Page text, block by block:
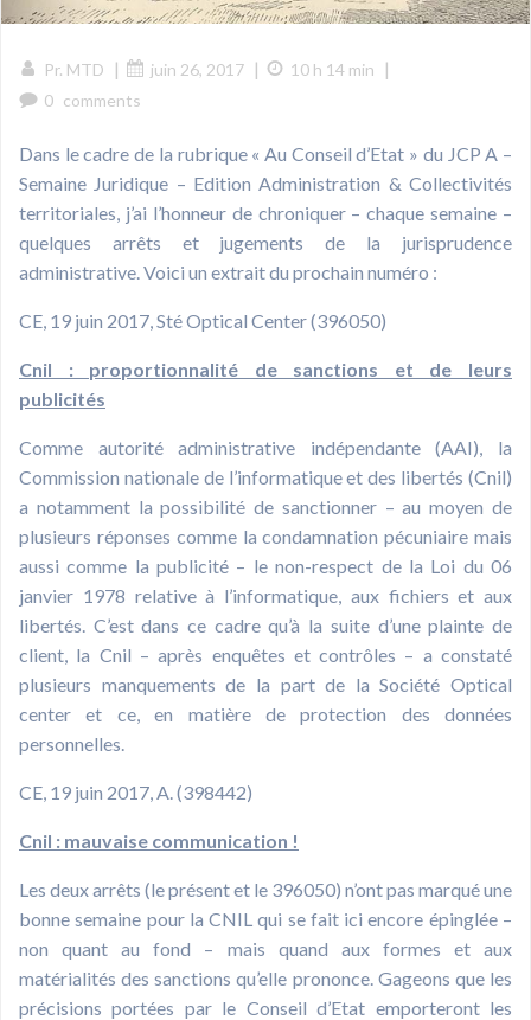
Pr. MTD | juin 26, 2017 | 10 h 14 min |
0 comments
Dans le cadre de la rubrique « Au Conseil d’Etat » du JCP A –
Semaine Juridique – Edition Administration & Collectivités
territoriales, j’ai l’honneur de chroniquer – chaque semaine –
quelques arrêts et jugements de la jurisprudence
administrative. Voici un extrait du prochain numéro :
CE, 19 juin 2017, Sté Optical Center (396050)
Cnil : proportionnalité de sanctions et de leurs
publicités
Comme autorité administrative indépendante (AAI), la
Commission nationale de l’informatique et des libertés (Cnil)
a notamment la possibilité de sanctionner – au moyen de
plusieurs réponses comme la condamnation pécuniaire mais
aussi comme la publicité – le non-respect de la Loi du 06
janvier 1978 relative à l’informatique, aux fichiers et aux
libertés. C’est dans ce cadre qu’à la suite d’une plainte de
client, la Cnil – après enquêtes et contrôles – a constaté
plusieurs manquements de la part de la Société Optical
center et ce, en matière de protection des données
personnelles.
CE, 19 juin 2017, A. (398442)
Cnil : mauvaise communication !
Les deux arrêts (le présent et le 396050) n’ont pas marqué une
bonne semaine pour la CNIL qui se fait ici encore épinglée –
non quant au fond – mais quand aux formes et aux
matérialités des sanctions qu’elle prononce. Gageons que les
précisions portées par le Conseil d’Etat emporteront les